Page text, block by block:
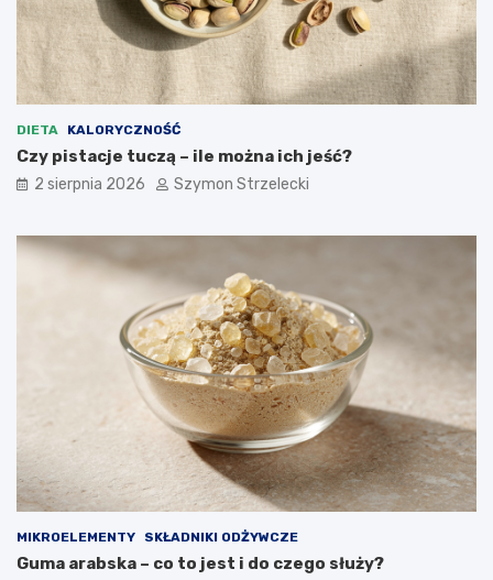
DIETA KALORYCZNOŚĆ
Czy pistacje tuczą – ile można ich jeść?
2 sierpnia 2026 Szymon Strzelecki
MIKROELEMENTY SKŁADNIKI ODŻYWCZE
Guma arabska – co to jest i do czego służy?